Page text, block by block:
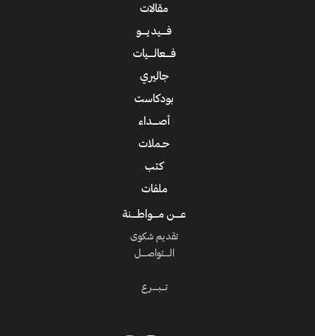
مقالات
فــــيديــــو
فــــعالــــيات
جاليري
بودكاست
أصــــداء
حـملات
كتب
ملفات
عــــن مــــواطــــنة
تقديم شكوى
الــــتواصــــل
تـــبــــرع